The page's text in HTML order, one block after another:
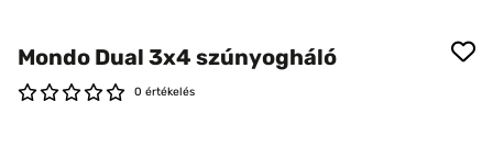
Mondo Dual 3x4 szúnyogháló
0 értékelés